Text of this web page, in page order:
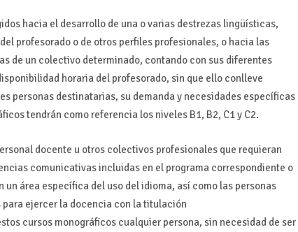
hacia el desarrollo de una o varias destrezas lingüísticas,
profesorado o de otros perfiles profesionales, o hacia las
de un colectivo determinado, contando con sus diferentes
horaria del profesorado, sin que ello conlleve
personas destinatarias, su demanda y necesidades específicas
tendrán como referencia los niveles B1, B2, C1 y C2.
docente u otros colectivos profesionales que requieran
comunicativas incluidas en el programa correspondiente o
área específica del uso del idioma, así como las personas
ejercer la docencia con la titulación
cursos monográficos cualquier persona, sin necesidad de ser